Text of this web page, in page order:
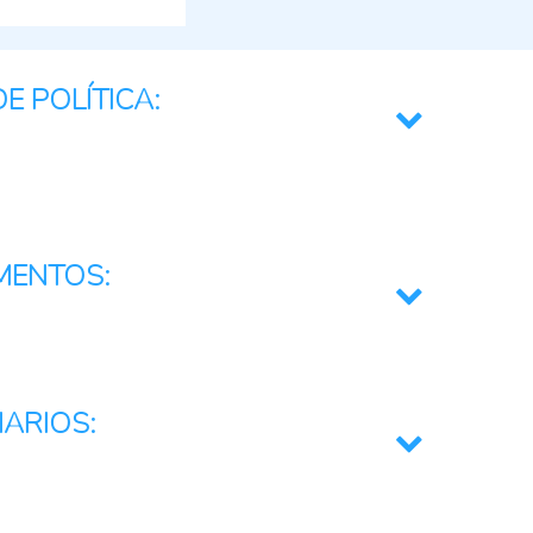
POLÍTICA:
y marcos jurídicos